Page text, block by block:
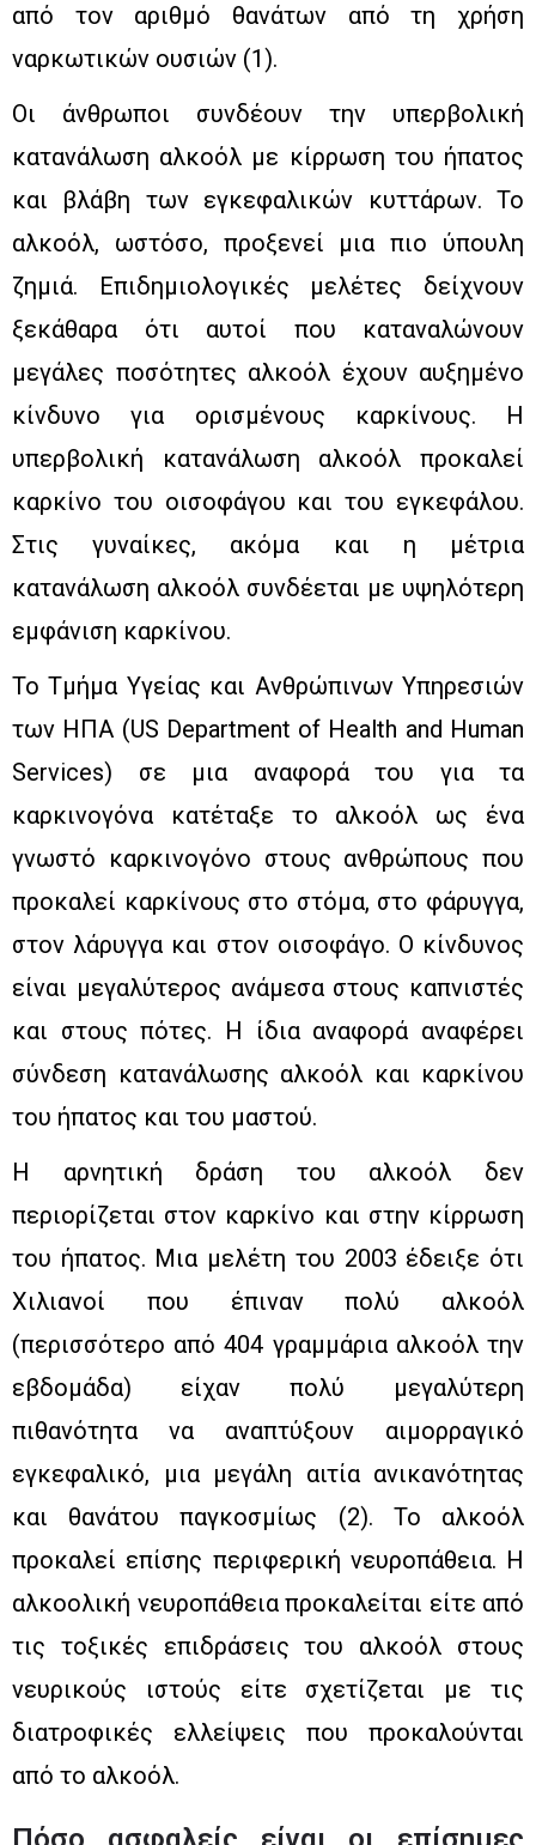
από τον αριθμό θανάτων από τη χρήση
ναρκωτικών ουσιών (1).
Οι άνθρωποι συνδέουν την υπερβολική
κατανάλωση αλκοόλ με κίρρωση του ήπατος
και βλάβη των εγκεφαλικών κυττάρων. Το
αλκοόλ, ωστόσο, προξενεί μια πιο ύπουλη
ζημιά. Επιδημιολογικές μελέτες δείχνουν
ξεκάθαρα ότι αυτοί που καταναλώνουν
μεγάλες ποσότητες αλκοόλ έχουν αυξημένο
κίνδυνο για ορισμένους καρκίνους. Η
υπερβολική κατανάλωση αλκοόλ προκαλεί
καρκίνο του οισοφάγου και του εγκεφάλου.
Στις γυναίκες, ακόμα και η μέτρια
κατανάλωση αλκοόλ συνδέεται με υψηλότερη
εμφάνιση καρκίνου.
Το Τμήμα Υγείας και Ανθρώπινων Υπηρεσιών
των ΗΠΑ (US Department of Health and Human
Services) σε μια αναφορά του για τα
καρκινογόνα κατέταξε το αλκοόλ ως ένα
γνωστό καρκινογόνο στους ανθρώπους που
προκαλεί καρκίνους στο στόμα, στο φάρυγγα,
στον λάρυγγα και στον οισοφάγο. Ο κίνδυνος
είναι μεγαλύτερος ανάμεσα στους καπνιστές
και στους πότες. Η ίδια αναφορά αναφέρει
σύνδεση κατανάλωσης αλκοόλ και καρκίνου
του ήπατος και του μαστού.
Η αρνητική δράση του αλκοόλ δεν
περιορίζεται στον καρκίνο και στην κίρρωση
του ήπατος. Μια μελέτη του 2003 έδειξε ότι
Χιλιανοί που έπιναν πολύ αλκοόλ
(περισσότερο από 404 γραμμάρια αλκοόλ την
εβδομάδα) είχαν πολύ μεγαλύτερη
πιθανότητα να αναπτύξουν αιμορραγικό
εγκεφαλικό, μια μεγάλη αιτία ανικανότητας
και θανάτου παγκοσμίως (2). Το αλκοόλ
προκαλεί επίσης περιφερική νευροπάθεια. Η
αλκοολική νευροπάθεια προκαλείται είτε από
τις τοξικές επιδράσεις του αλκοόλ στους
νευρικούς ιστούς είτε σχετίζεται με τις
διατροφικές ελλείψεις που προκαλούνται
από το αλκοόλ.